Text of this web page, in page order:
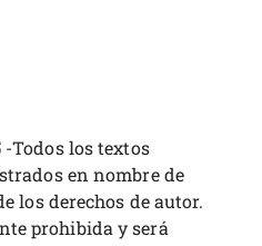
-Todos los textos
en nombre de
los derechos de autor.
prohibida y será